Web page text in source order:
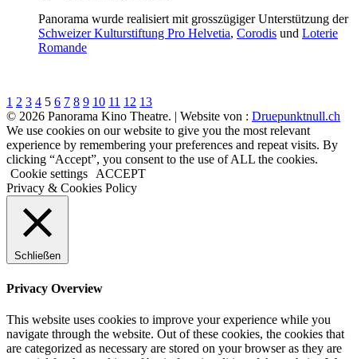
Panorama wurde realisiert mit grosszügiger Unterstützung der
Schweizer Kulturstiftung Pro Helvetia, Corodis und Loterie
Romande
1 2 3 4 5 6 7 8 9 10 11 12 13
© 2026 Panorama Kino Theatre. | Website von : Druepunktnull.ch
We use cookies on our website to give you the most relevant
experience by remembering your preferences and repeat visits. By
clicking “Accept”, you consent to the use of ALL the cookies.
Cookie settings
ACCEPT
Privacy & Cookies Policy
Schließen
Privacy Overview
This website uses cookies to improve your experience while you
navigate through the website. Out of these cookies, the cookies that
are categorized as necessary are stored on your browser as they are